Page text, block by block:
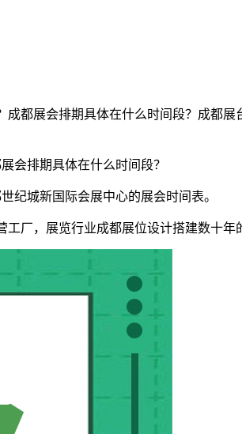
都展会排期具体在什么时间段？成都
会排期具体在什么时间段？
纪城新国际会展中心的展会时间表。
厂，展览行业成都展位设计搭建数十年